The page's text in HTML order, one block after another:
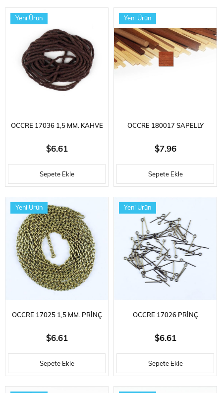
OCCRE 17036 1,5 MM. KAHVE
RENKLI PAMUK İPLIK, 2 METRE
$6.61
Sepete Ekle
Yeni Ürün
OCCRE 180017 SAPELLY
AHŞAP ÇITA, 1X7X1000 MM.
10 ADET
$7.96
Sepete Ekle
Yeni Ürün
OCCRE 17025 1,5 MM. PRINÇ
ZINCIR, 1 METRE
$6.61
Sepete Ekle
Yeni Ürün
OCCRE 17026 PRINÇ
KAPLAMALI ÇELIK HALKA, 60
ADET
$6.61
Sepete Ekle
Yeni Ürün